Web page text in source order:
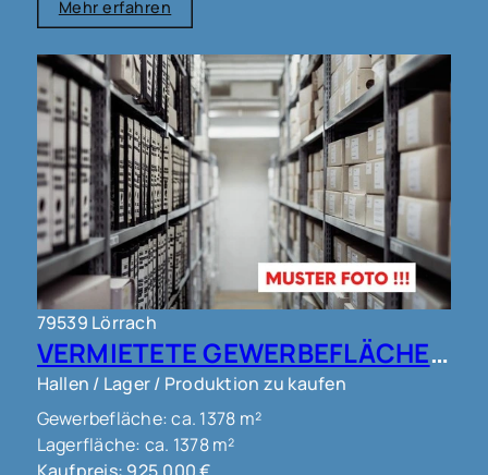
Mehr erfahren
79539 Lörrach
VERMIETETE GEWERBEFLÄCHE HALLE IN LÖRRACH !!!
Hallen / Lager / Produktion zu kaufen
Gewerbefläche: ca. 1378 m²
Lagerfläche: ca. 1378 m²